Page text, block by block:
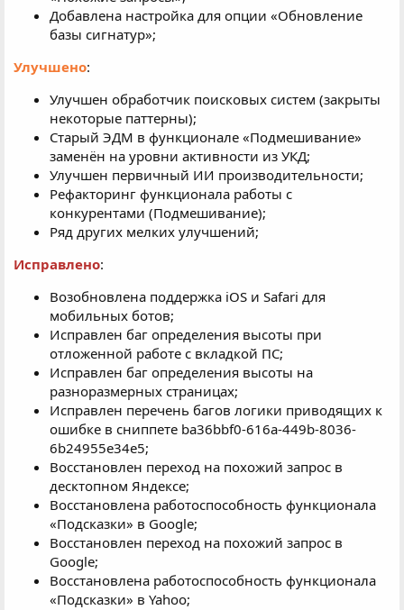
Добавлена настройка для опции «Обновление
базы сигнатур»;
Улучшено:
Улучшен обработчик поисковых систем (закрыты
некоторые паттерны);
Старый ЭДМ в функционале «Подмешивание»
заменён на уровни активности из УКД;
Улучшен первичный ИИ производительности;
Рефакторинг функционала работы с
конкурентами (Подмешивание);
Ряд других мелких улучшений;
Исправлено:
Возобновлена поддержка iOS и Safari для
мобильных ботов;
Исправлен баг определения высоты при
отложенной работе с вкладкой ПС;
Исправлен баг определения высоты на
разноразмерных страницах;
Исправлен перечень багов логики приводящих к
ошибке в сниппете ba36bbf0-616a-449b-8036-
6b24955e34e5;
Восстановлен переход на похожий запрос в
десктопном Яндексе;
Восстановлена работоспособность функционала
«Подсказки» в Google;
Восстановлен переход на похожий запрос в
Google;
Восстановлена работоспособность функционала
«Подсказки» в Yahoo;